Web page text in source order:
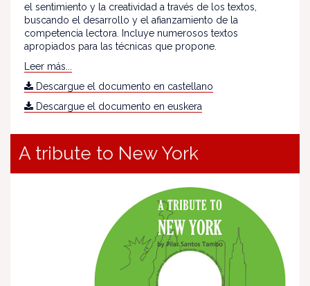
el sentimiento y la creatividad a través de los textos,
buscando el desarrollo y el afianzamiento de la
competencia lectora. Incluye numerosos textos
apropiados para las técnicas que propone.
Leer más...
Descargue el documento en castellano
Descargue el documento en euskera
A tribute to New York